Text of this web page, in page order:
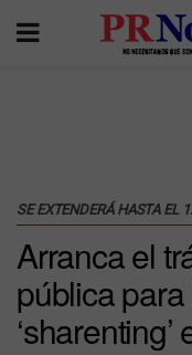
SE EXTENDERÁ HASTA EL
Arranca el
pública